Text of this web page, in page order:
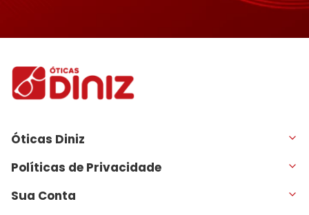
Óticas Diniz
Políticas de Privacidade
Sua Conta